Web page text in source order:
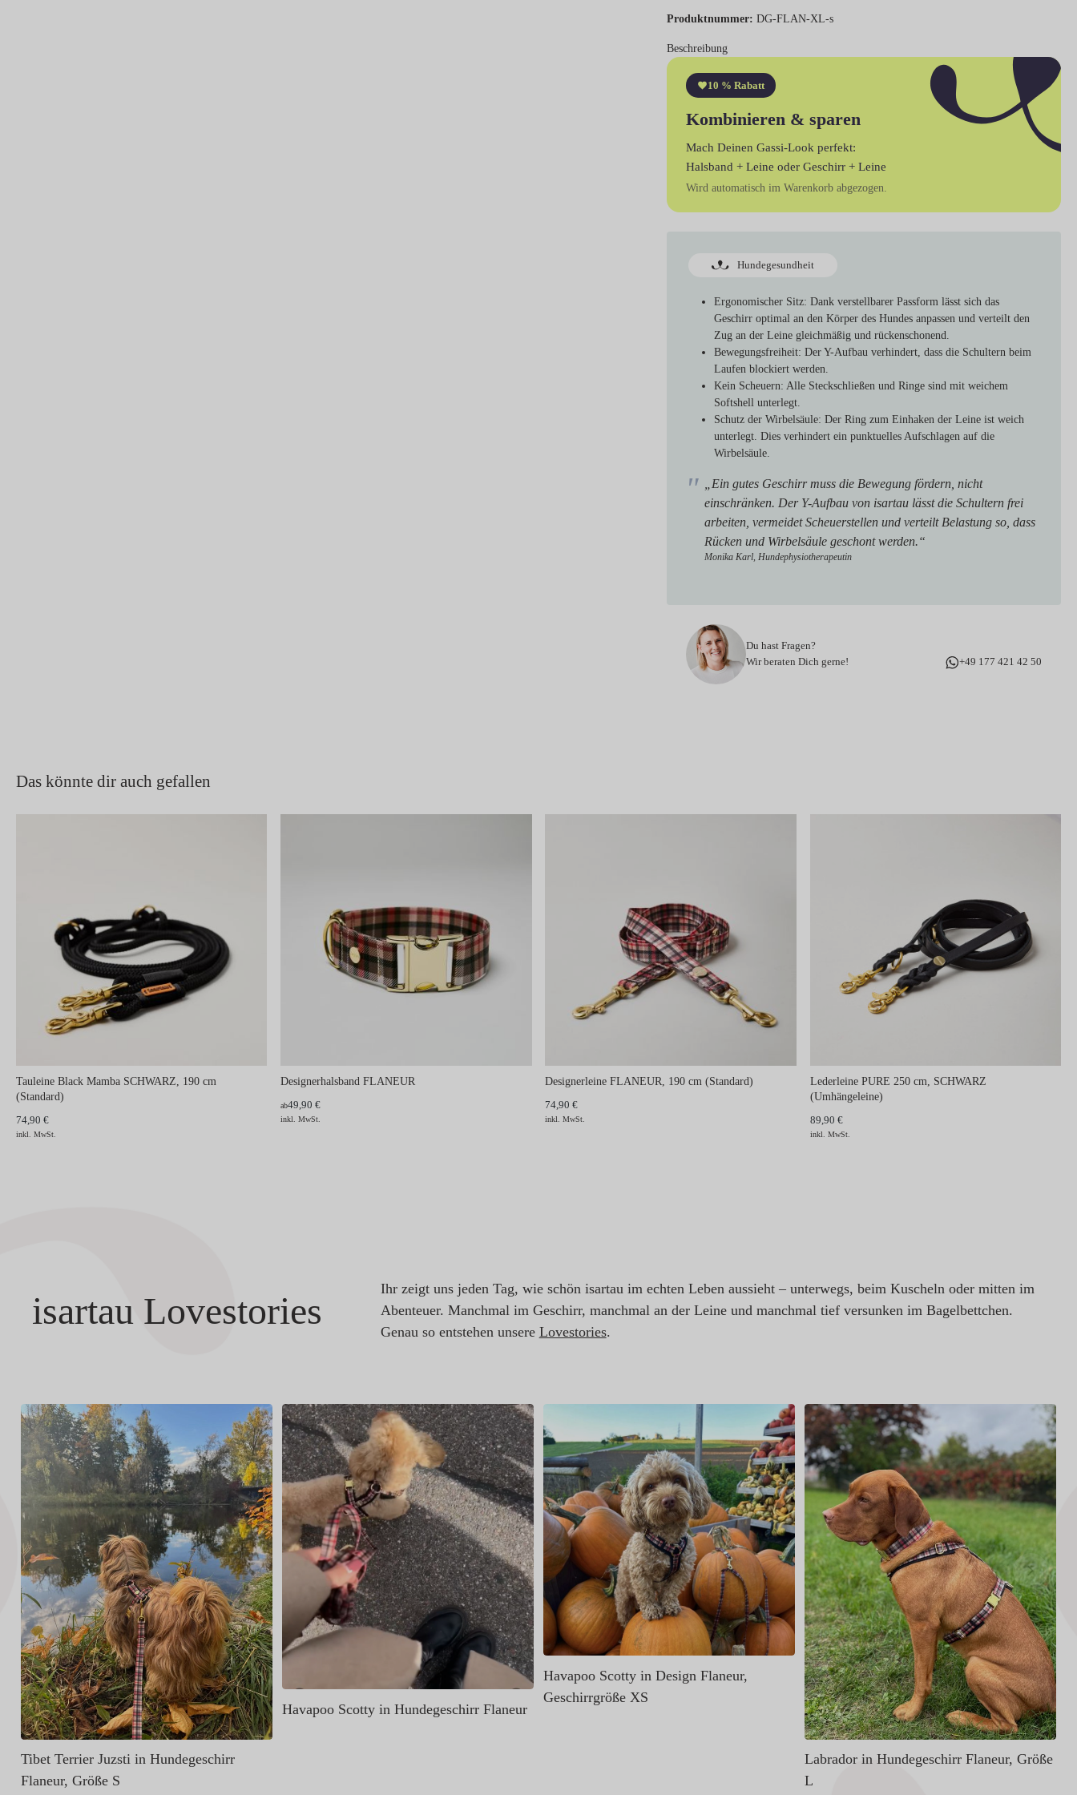
Produktnummer: DG-FLAN-XL-s
Beschreibung
10 % Rabatt
Kombinieren & sparen
Mach Deinen Gassi-Look perfekt:
Halsband + Leine oder Geschirr + Leine
Wird automatisch im Warenkorb abgezogen.
Hundegesundheit
Ergonomischer Sitz: Dank verstellbarer Passform lässt sich das
Geschirr optimal an den Körper des Hundes anpassen und verteilt den
Zug an der Leine gleichmäßig und rückenschonend.
Bewegungsfreiheit: Der Y-Aufbau verhindert, dass die Schultern beim
Laufen blockiert werden.
Kein Scheuern: Alle Steckschließen und Ringe sind mit weichem
Softshell unterlegt.
Schutz der Wirbelsäule: Der Ring zum Einhaken der Leine ist weich
unterlegt. Dies verhindert ein punktuelles Aufschlagen auf die
Wirbelsäule.
„Ein gutes Geschirr muss die Bewegung fördern, nicht
einschränken. Der Y-Aufbau von isartau lässt die Schultern frei
arbeiten, vermeidet Scheuerstellen und verteilt Belastung so, dass
Rücken und Wirbelsäule geschont werden.“
Monika Karl, Hundephysiotherapeutin
Du hast Fragen?
Wir beraten Dich gerne!
+49 177 421 42 50
Das könnte dir auch gefallen
Tauleine Black Mamba SCHWARZ, 190 cm
(Standard)
74,90 €
inkl. MwSt.
Designerhalsband FLANEUR
ab49,90 €
inkl. MwSt.
Designerleine FLANEUR, 190 cm (Standard)
74,90 €
inkl. MwSt.
Lederleine PURE 250 cm, SCHWARZ
(Umhängeleine)
89,90 €
inkl. MwSt.
isartau Lovestories
Ihr zeigt uns jeden Tag, wie schön isartau im echten Leben aussieht – unterwegs, beim Kuscheln oder mitten im
Abenteuer. Manchmal im Geschirr, manchmal an der Leine und manchmal tief versunken im Bagelbettchen.
Genau so entstehen unsere Lovestories.
Tibet Terrier Juzsti in Hundegeschirr
Flaneur, Größe S
Havapoo Scotty in Hundegeschirr Flaneur
Havapoo Scotty in Design Flaneur,
Geschirrgröße XS
Labrador in Hundegeschirr Flaneur, Größe
L